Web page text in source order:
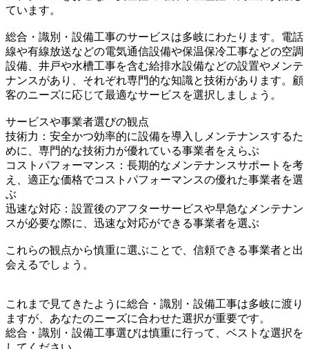
ています。
総合・識別・設備工事のサービスは多岐にわたります。電話
線や有線放送などの電気通信設備や保温保冷工事などの空調
設備、井戸や水槽工事を含む給排水設備などの設置やメンテ
ナンスがあり、それぞれ専門的な知識と技術があります。顧
客のニーズに応じて最適なサービスを選択しましょう。
サービスや事業者選びの観点
技術力：安全かつ効率的に設備を導入しメンテナンスするた
めに、専門的な技術力が優れている事業者をえらぶ
コストパフォーマンス：長期的なメンテナンスサポートを考
え、適正な価格でコストパフォーマンスの優れた事業者を選
ぶ
迅速な対応：設置後のアフターサービスや早急なメンテナン
スが必要な際に、迅速な対応ができる事業者を選ぶ
これらの観点から慎重に選ぶことで、信頼できる事業者と出
会えるでしょう。
これまで見てきたように総合・識別・設備工事は多岐に渡り
ますが、あなたのニーズに合わせた選択が重要です。
総合・識別・設備工事選びは慎重に行って、ベストな選択を